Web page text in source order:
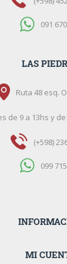
091
LAS
Ruta 48 esq.
de 9 a 13hs y
(+598)
099
MI